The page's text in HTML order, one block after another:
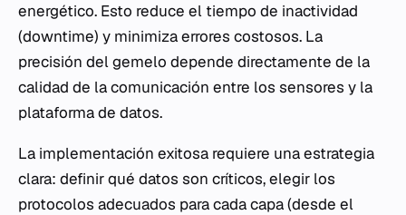
energético. Esto reduce el tiempo de inactividad
(downtime) y minimiza errores costosos. La
precisión del gemelo depende directamente de la
calidad de la comunicación entre los sensores y la
plataforma de datos.
La implementación exitosa requiere una estrategia
clara: definir qué datos son críticos, elegir los
protocolos adecuados para cada capa (desde el